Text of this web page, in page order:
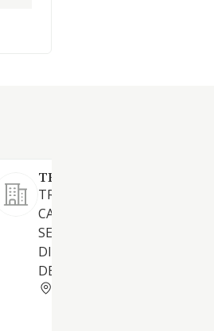
TRANSPORTES VILLAZABA
TRANSPORTE MECANICO
CARRETERA, MEDIANTE
SERVICIOS PUBLICOS
DISCRECIONALES DE TODA
DE MERCANCIAS